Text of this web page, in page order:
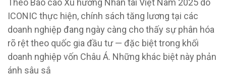
Theo Báo cáo Xu hướng Nhân tài Việt Nam 2025 do
ICONIC thực hiện, chính sách tăng lương tại các
doanh nghiệp đang ngày càng cho thấy sự phân hóa
rõ rệt theo quốc gia đầu tư — đặc biệt trong khối
doanh nghiệp vốn Châu Á. Những khác biệt này phản
ánh sâu sắ